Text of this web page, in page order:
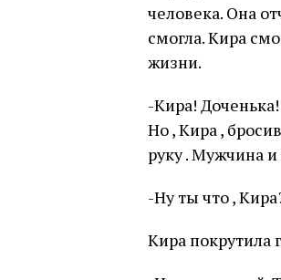
человека. Она
смогла. Кира
жизни.
-Кира!
Но , Кира ,
руку . Мужчина
-Ну ты что ,
Кира покрутила